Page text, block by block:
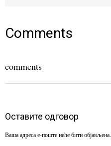
Comments
comments
Оставите одговор
Ваша адреса е-поште неће бити објављена.